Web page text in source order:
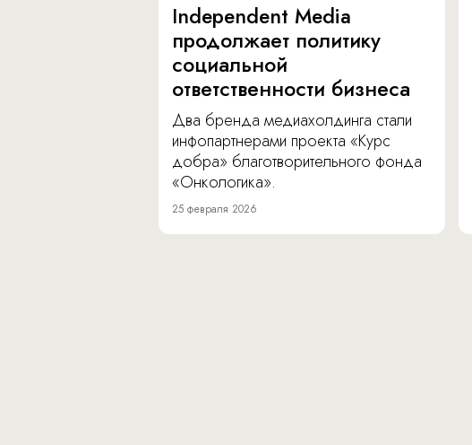
Independent Media
продолжает политику
социальной
ответственности бизнеса
Два бренда медиахолдинга стали
инфопартнерами проекта «Курс
добра» благотворительного фонда
«Онкологика».
25 февраля 2026